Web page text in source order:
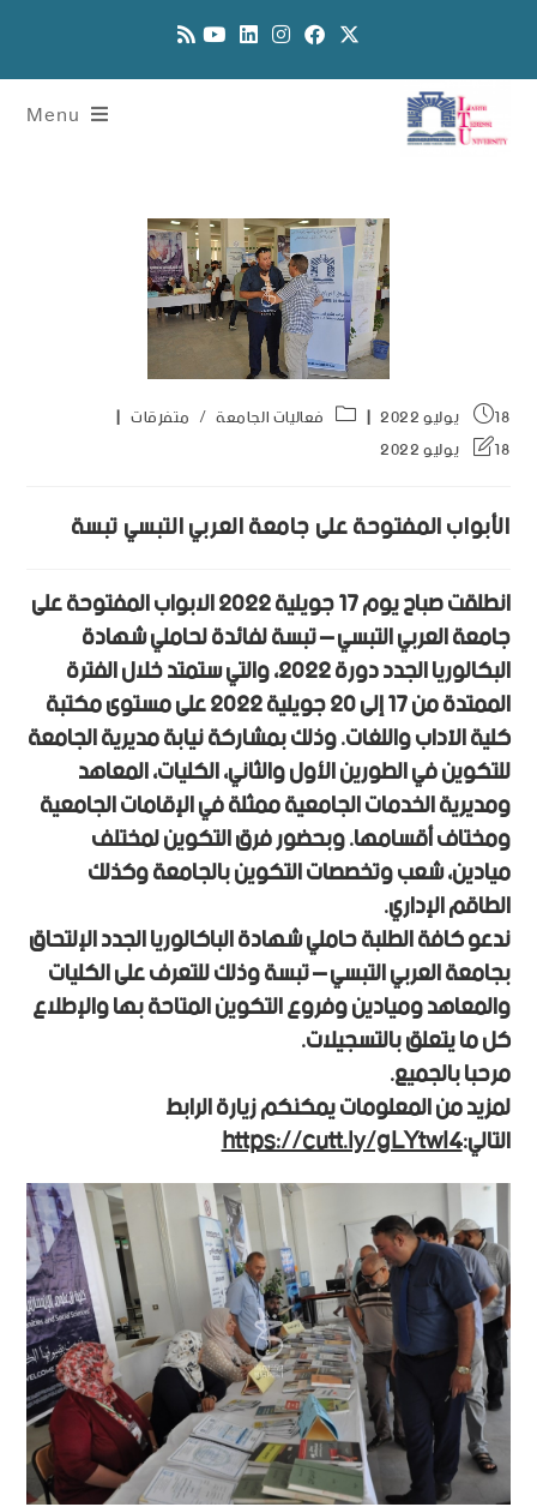
Menu
18 يوليو 2022 فعاليات الجامعة / متفرقات
18 يوليو 2022
الأبواب المفتوحة على جامعة العربي التبسي تبسة
انطلقت صباح يوم 17 جويلية 2022 الابواب المفتوحة على
جامعة العربي التبسي – تبسة لفائدة لحاملي شهادة
البكالوريا الجدد دورة 2022، والتي ستمتد خلال الفترة
الممتدة من 17 إلى 20 جويلية 2022 على مستوى مكتبة
كلية الآداب واللغات. وذلك بمشاركة نيابة مديرية الجامعة
للتكوين في الطورين الأول والثاني، الكليات، المعاهد
ومديرية الخدمات الجامعية ممثلة في الإقامات الجامعية
ومختاف أقسامها. وبحضور فرق التكوين لمختلف
ميادين، شعب وتخصصات التكوين بالجامعة وكذلك
الطاقم الإداري.
ندعو كافة الطلبة حاملي شهادة الباكالوريا الجدد الإلتحاق
بجامعة العربي التبسي – تبسة وذلك للتعرف على الكليات
والمعاهد وميادين وفروع التكوين المتاحة بها والإطلاع
كل ما يتعلق بالتسجيلات.
مرحبا بالجميع.
لمزيد من المعلومات يمكنكم زيارة الرابط
التالي:https://cutt.ly/gLYtwI4